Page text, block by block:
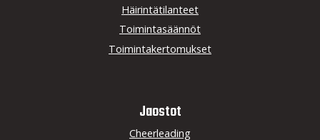
Häirintätilanteet
Toimintasäännöt
Toimintakertomukset
Jaostot
Cheerleading